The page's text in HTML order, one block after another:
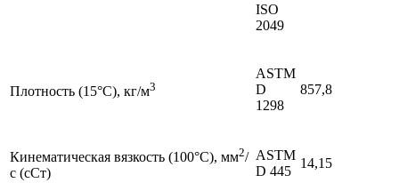
ISO
2049
Плотность (15°С), кг/м3
ASTM
D
1298
857,8
Кинематическая вязкость (100°С), мм2/
с (сСт)
ASTM
D 445
14,15